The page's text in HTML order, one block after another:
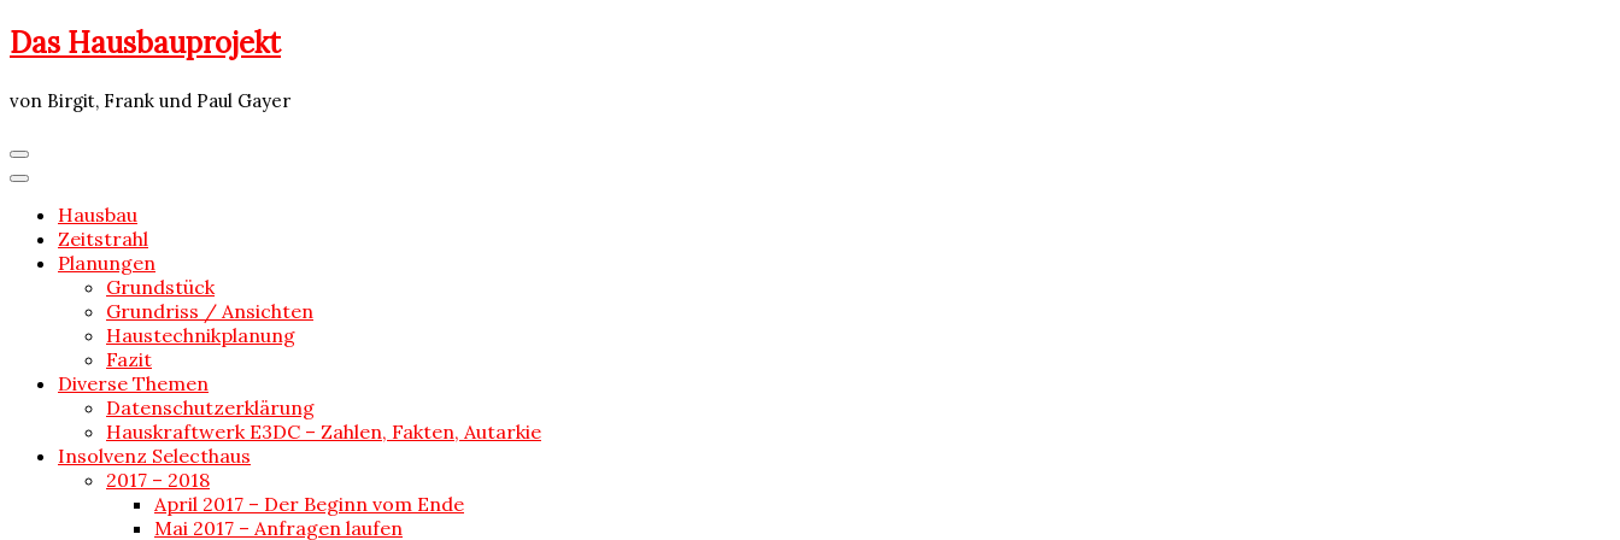
Skip
to
Das Hausbauprojekt
von Birgit, Frank und Paul Gayer
Hausbau
Zeitstrahl
Planungen
Grundstück
Grundriss / Ansichten
Haustechnikplanung
Fazit
Diverse Themen
Datenschutzerklärung
Hauskraftwerk E3DC – Zahlen, Fakten, Autarkie
Insolvenz Selecthaus
2017 – 2018
April 2017 – Der Beginn vom Ende
Mai 2017 – Anfragen laufen